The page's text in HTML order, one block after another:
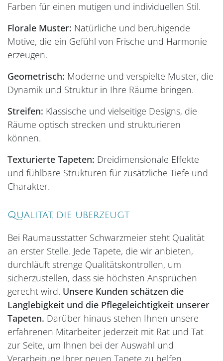
Farben für einen mutigen und individuellen Stil.
Florale Muster: Natürliche und beruhigende
Motive, die ein Gefühl von Frische und Harmonie
erzeugen.
Geometrisch: Moderne und verspielte Muster, die
Dynamik und Struktur in Ihre Räume bringen.
Streifen: Klassische und vielseitige Designs, die
Räume optisch strecken und strukturieren
können.
Texturierte Tapeten: Dreidimensionale Effekte
und fühlbare Strukturen für zusätzliche Tiefe und
Charakter.
Qualität, die überzeugt
Bei Raumausstatter Schwarzmeier steht Qualität
an erster Stelle. Jede Tapete, die wir anbieten,
durchläuft strenge Qualitätskontrollen, um
sicherzustellen, dass sie höchsten Ansprüchen
gerecht wird. Unsere Kunden schätzen die
Langlebigkeit und die Pflegeleichtigkeit unserer
Tapeten. Darüber hinaus stehen Ihnen unsere
erfahrenen Mitarbeiter jederzeit mit Rat und Tat
zur Seite, um Ihnen bei der Auswahl und